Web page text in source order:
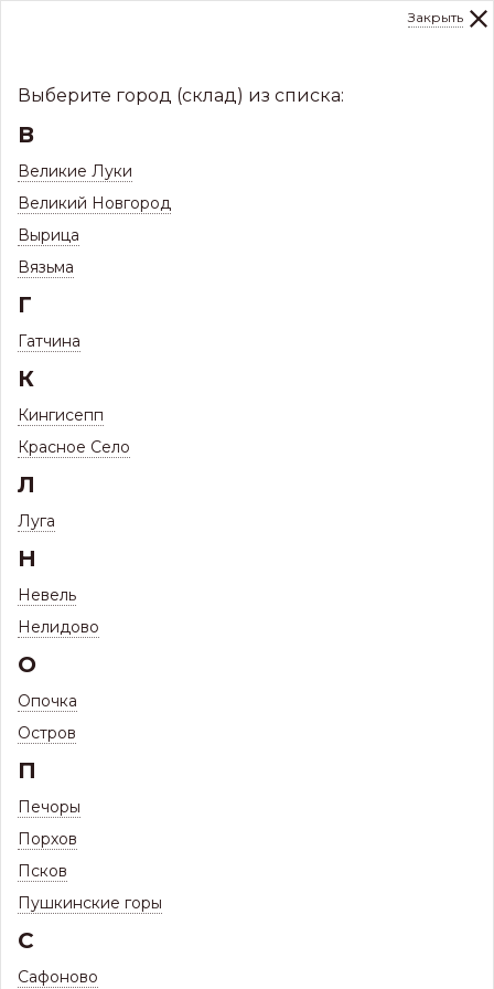
291-000
ВОДОСТОКИ МЕТАЛЛИЧЕСКИЕ МП
Водосток
прямоугольный
120/86
15 товаров
Закрыть
Выберите город (склад) из списка:
В
Великие Луки
Великий Новгород
Вырица
Вязьма
Г
Гатчина
К
Кингисепп
Красное Село
Л
Луга
Н
Невель
Нелидово
О
Опочка
Остров
П
Печоры
Порхов
Псков
Пушкинские горы
С
Сафоново